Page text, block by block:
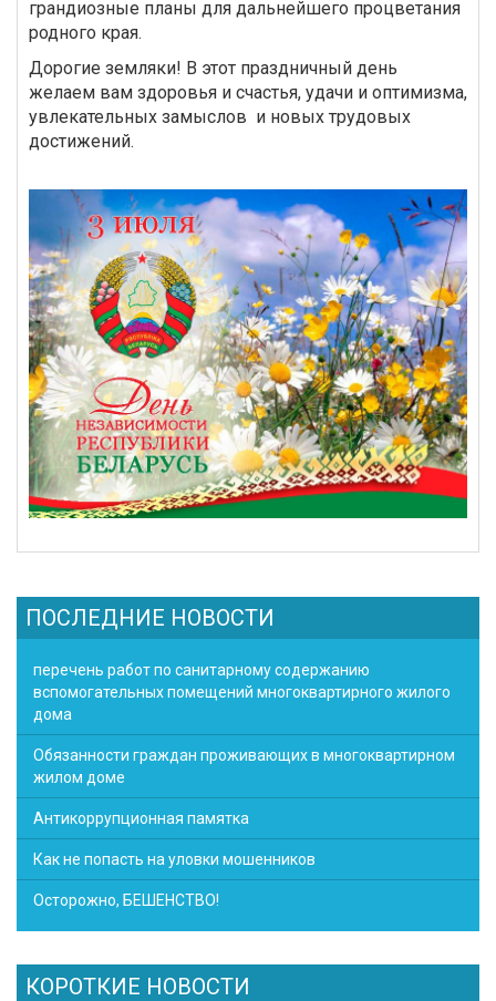
грандиозные планы для дальнейшего процветания
родного края.
Дорогие земляки! В этот праздничный день
желаем вам здоровья и счастья, удачи и оптимизма,
увлекательных замыслов и новых трудовых
достижений.
ПОСЛЕДНИЕ НОВОСТИ
перечень работ по санитарному содержанию
вспомогательных помещений многоквартирного жилого
дома
Обязанности граждан проживающих в многоквартирном
жилом доме
Антикоррупционная памятка
Как не попасть на уловки мошенников
Осторожно, БЕШЕНСТВО!
КОРОТКИЕ НОВОСТИ